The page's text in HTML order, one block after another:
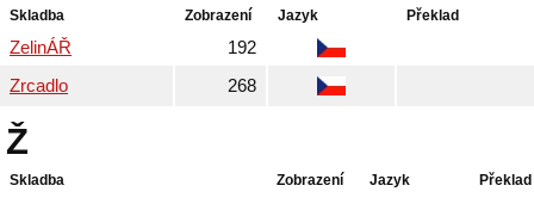
Skladba Zobrazení Jazyk Překlad
ZelinÁŘ
192
Zrcadlo
268
Ž
Skladba Zobrazení Jazyk Překlad